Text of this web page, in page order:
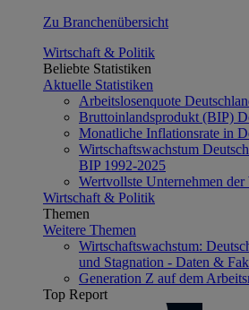
Zu Branchenübersicht
Wirtschaft & Politik
Beliebte Statistiken
Aktuelle Statistiken
Arbeitslosenquote
Bruttoinlandsprodukt (BIP)
Monatliche Inflationsrate in
Wirtschaftswachstum
BIP 1992-2025
Wertvollste Unternehmen der
Wirtschaft & Politik
Themen
Weitere Themen
Wirtschaftswachstum:
und Stagnation - Daten &
Generation Z auf dem
Top Report